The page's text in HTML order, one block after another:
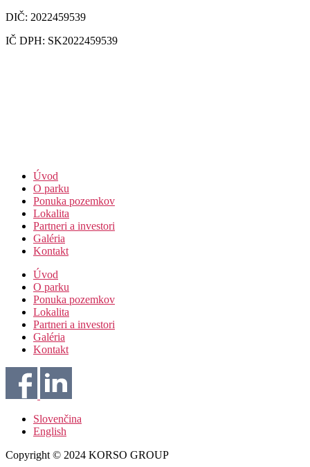
DIČ: 2022459539
IČ DPH: SK2022459539
Úvod
O parku
Ponuka pozemkov
Lokalita
Partneri a investori
Galéria
Kontakt
Úvod
O parku
Ponuka pozemkov
Lokalita
Partneri a investori
Galéria
Kontakt
Slovenčina
English
Copyright © 2024 KORSO GROUP